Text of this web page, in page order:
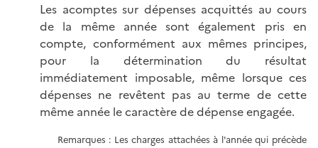
Les acomptes sur dépenses acquittés au cours
de la même année sont également pris en
compte, conformément aux mêmes principes,
pour la détermination du résultat
immédiatement imposable, même lorsque ces
dépenses ne revêtent pas au terme de cette
même année le caractère de dépense engagée.
Remarques : Les charges attachées à l'année qui précède